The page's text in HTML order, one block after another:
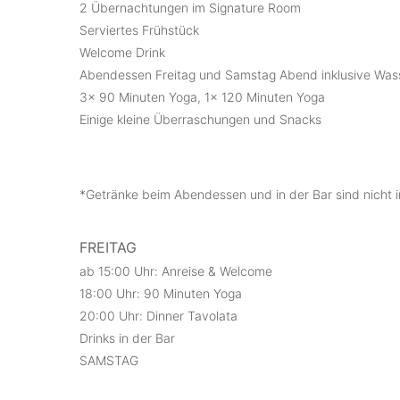
2 Übernachtungen im Signature Room
Serviertes Frühstück
Welcome Drink
Abendessen Freitag und Samstag Abend inklusive
3x 90 Minuten Yoga, 1x 120 Minuten Yoga
Einige kleine Überraschungen und Snacks
*Getränke beim Abendessen und in der Bar sind nicht
FREITAG
ab 15:00 Uhr: Anreise & Welcome
18:00 Uhr: 90 Minuten Yoga
20:00 Uhr: Dinner Tavolata
Drinks in der Bar
SAMSTAG